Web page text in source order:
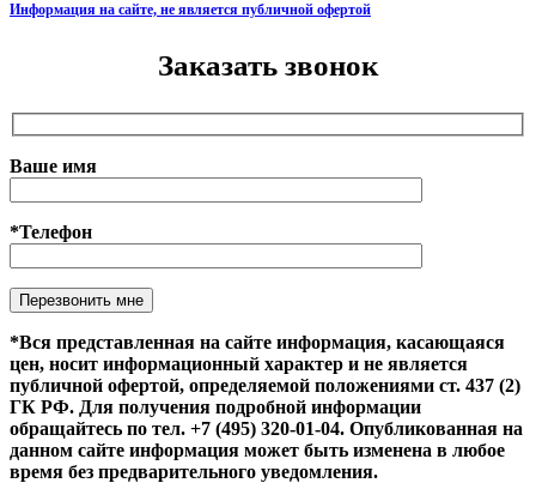
Информация на сайте, не является публичной офертой
Заказать звонок
Ваше имя
*Телефон
Оставьте это поле пустым.
*Вся представленная на сайте информация, касающаяся
цен, носит информационный характер и не является
публичной офертой, определяемой положениями ст. 437 (2)
ГК РФ. Для получения подробной информации
обращайтесь по тел. +7 (495) 320-01-04. Опубликованная на
данном сайте информация может быть изменена в любое
время без предварительного уведомления.